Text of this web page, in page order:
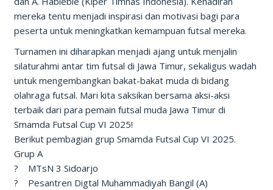
mereka tentu menjadi inspirasi dan motivasi bagi para
peserta untuk meningkatkan kemampuan futsal mereka.
Turnamen ini diharapkan menjadi ajang untuk menjalin
silaturahmi antar tim futsal di Jawa Timur, sekaligus wadah
untuk mengembangkan bakat-bakat muda di bidang
olahraga futsal. Mari kita saksikan bersama aksi-aksi
terbaik dari para pemain futsal muda Jawa Timur di
Smamda Futsal Cup VI 2025!
Berikut pembagian grup Smamda Futsal Cup VI 2025.
Grup A
? MTsN 3 Sidoarjo
? Pesantren Digtal Muhammadiyah Bangil (A)